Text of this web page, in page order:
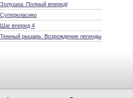
Золушка: Полный вперед!
Суперкласико
Шаг вперед 4
Темный рыцарь: Возрождение легенды